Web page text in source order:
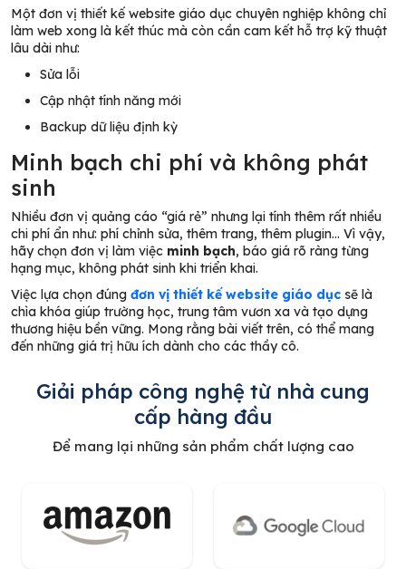
Một đơn vị thiết kế website giáo dục chuyên nghiệp không chỉ
làm web xong là kết thúc mà còn cần cam kết hỗ trợ kỹ thuật
lâu dài như:
Sửa lỗi
Cập nhật tính năng mới
Backup dữ liệu định kỳ
Minh bạch chi phí và không phát
sinh
Nhiều đơn vị quảng cáo “giá rẻ” nhưng lại tính thêm rất nhiều
chi phí ẩn như: phí chỉnh sửa, thêm trang, thêm plugin… Vì vậy,
hãy chọn đơn vị làm việc minh bạch, báo giá rõ ràng từng
hạng mục, không phát sinh khi triển khai.
Việc lựa chọn đúng đơn vị thiết kế website giáo dục sẽ là
chìa khóa giúp trường học, trung tâm vươn xa và tạo dựng
thương hiệu bền vững. Mong rằng bài viết trên, có thể mang
đến những giá trị hữu ích dành cho các thầy cô.
Giải pháp công nghệ từ nhà cung
cấp hàng đầu
Để mang lại những sản phẩm chất lượng cao